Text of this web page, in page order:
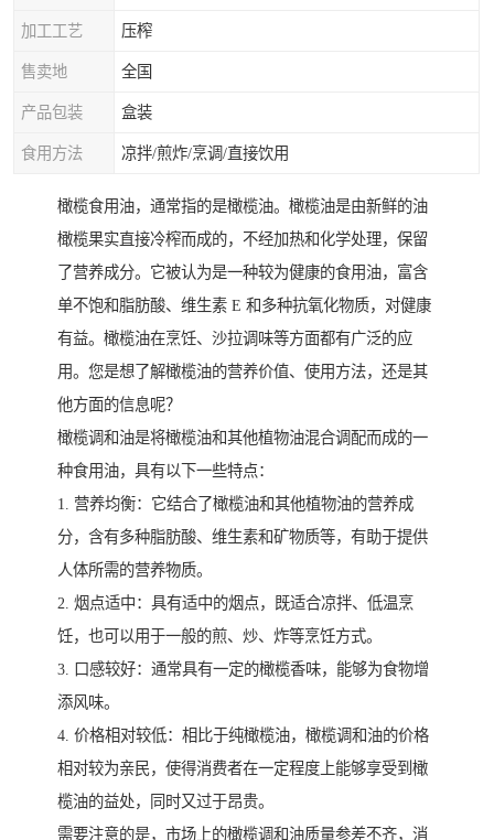
加工工艺 压榨
售卖地 全国
产品包装 盒装
食用方法 凉拌/煎炸/烹调/直接饮用
橄榄食用油，通常指的是橄榄油。橄榄油是由新鲜的油
橄榄果实直接冷榨而成的，不经加热和化学处理，保留
了营养成分。它被认为是一种较为健康的食用油，富含
单不饱和脂肪酸、维生素 E 和多种抗氧化物质，对健康
有益。橄榄油在烹饪、沙拉调味等方面都有广泛的应
用。您是想了解橄榄油的营养价值、使用方法，还是其
他方面的信息呢？
橄榄调和油是将橄榄油和其他植物油混合调配而成的一
种食用油，具有以下一些特点：
1. 营养均衡：它结合了橄榄油和其他植物油的营养成
分，含有多种脂肪酸、维生素和矿物质等，有助于提供
人体所需的营养物质。
2. 烟点适中：具有适中的烟点，既适合凉拌、低温烹
饪，也可以用于一般的煎、炒、炸等烹饪方式。
3. 口感较好：通常具有一定的橄榄香味，能够为食物增
添风味。
4. 价格相对较低：相比于纯橄榄油，橄榄调和油的价格
相对较为亲民，使得消费者在一定程度上能够享受到橄
榄油的益处，同时又过于昂贵。
需要注意的是，市场上的橄榄调和油质量参差不齐，消